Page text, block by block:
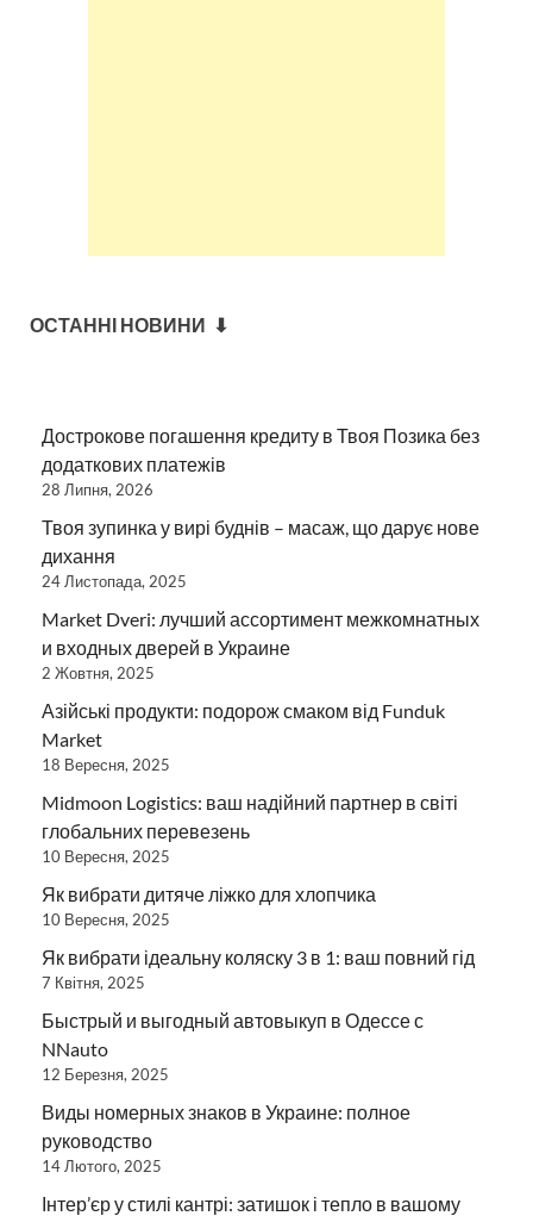
ОСТАННІ НОВИНИ ⬇
Дострокове погашення кредиту в Твоя Позика без
додаткових платежів
28 Липня, 2026
Твоя зупинка у вирі буднів – масаж, що дарує нове
дихання
24 Листопада, 2025
Market Dveri: лучший ассортимент межкомнатных
и входных дверей в Украине
2 Жовтня, 2025
Азійські продукти: подорож смаком від Funduk
Market
18 Вересня, 2025
Midmoon Logistics: ваш надійний партнер в світі
глобальних перевезень
10 Вересня, 2025
Як вибрати дитяче ліжко для хлопчика
10 Вересня, 2025
Як вибрати ідеальну коляску 3 в 1: ваш повний гід
7 Квітня, 2025
Быстрый и выгодный автовыкуп в Одессе с
NNauto
12 Березня, 2025
Виды номерных знаков в Украине: полное
руководство
14 Лютого, 2025
Інтер’єр у стилі кантрі: затишок і тепло в вашому